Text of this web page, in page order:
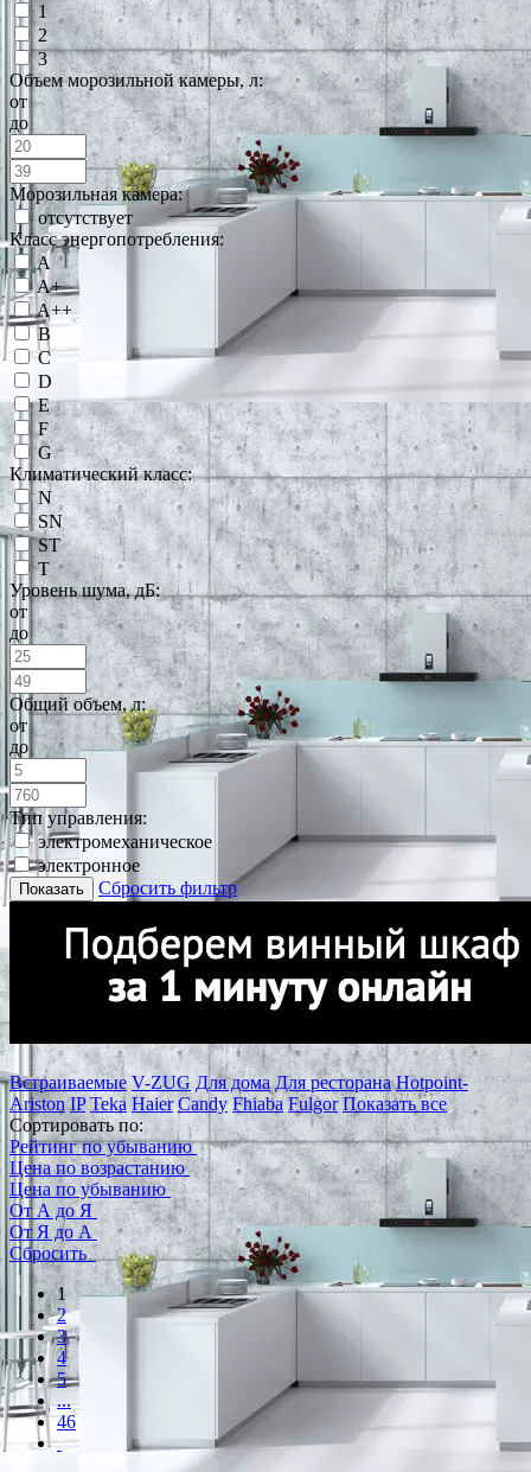
1
2
3
Объем морозильной камеры, л:
от
до
Морозильная камера:
отсутствует
Класс энергопотребления:
A
A+
A++
B
C
D
E
F
G
Климатический класс:
N
SN
ST
T
Уровень шума, дБ:
от
до
Общий объем, л:
от
до
Тип управления:
электромеханическое
электронное
Показать Сбросить фильтр
Встраиваемые V-ZUG Для дома Для ресторана Hotpoint-
Ariston IP Teka Haier Candy Fhiaba Fulgor Показать все
Сортировать по:
Рейтинг по убыванию
Цена по возрастанию
Цена по убыванию
От А до Я
От Я до А
Сбросить
1
2
3
4
5
...
46